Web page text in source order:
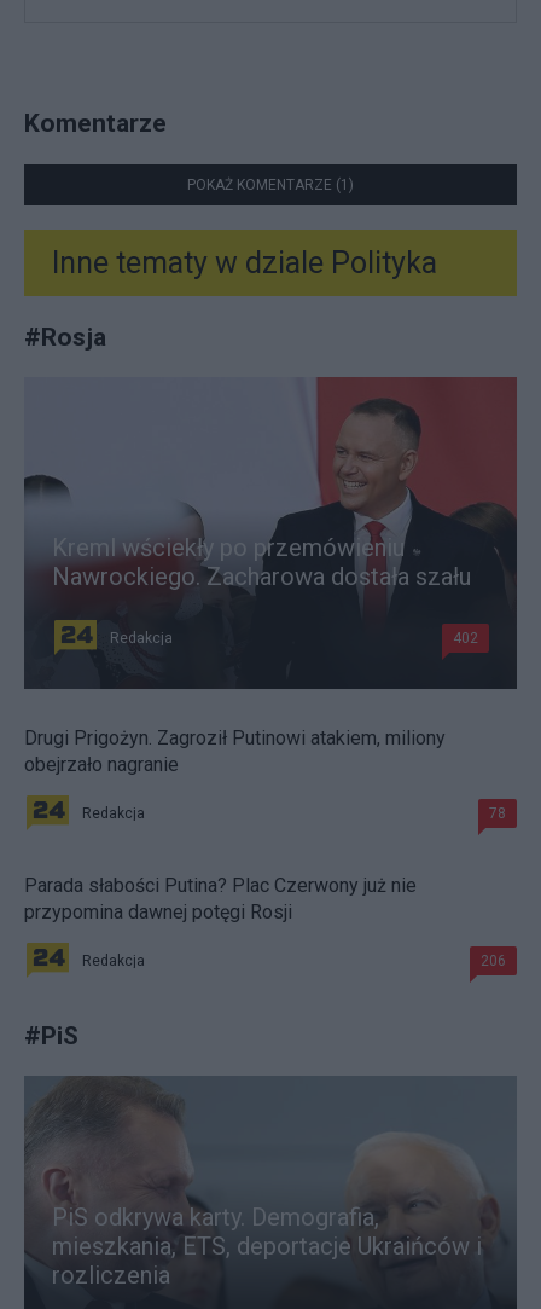
Komentarze
POKAŻ KOMENTARZE (1)
Inne tematy w dziale Polityka
#Rosja
Kreml wściekły po przemówieniu
Nawrockiego. Zacharowa dostała szału
Redakcja 402
Drugi Prigożyn. Zagroził Putinowi atakiem, miliony
obejrzało nagranie
Redakcja 78
Parada słabości Putina? Plac Czerwony już nie
przypomina dawnej potęgi Rosji
Redakcja 206
#PiS
PiS odkrywa karty. Demografia,
mieszkania, ETS, deportacje Ukraińców i
rozliczenia